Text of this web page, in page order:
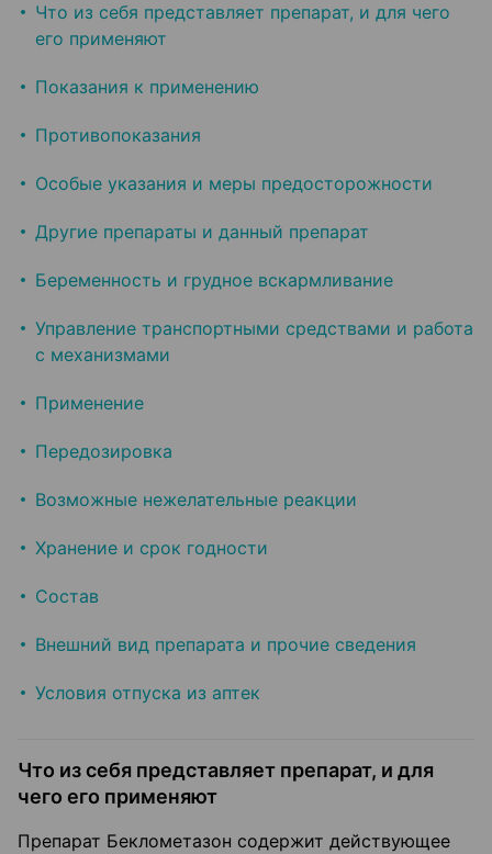
Что из себя представляет препарат, и для чего
его применяют
Показания к применению
Противопоказания
Особые указания и меры предосторожности
Другие препараты и данный препарат
Беременность и грудное вскармливание
Управление транспортными средствами и работа
с механизмами
Применение
Передозировка
Возможные нежелательные реакции
Хранение и срок годности
Состав
Внешний вид препарата и прочие сведения
Условия отпуска из аптек
Что из себя представляет препарат, и для
чего его применяют
Препарат Беклометазон содержит действующее